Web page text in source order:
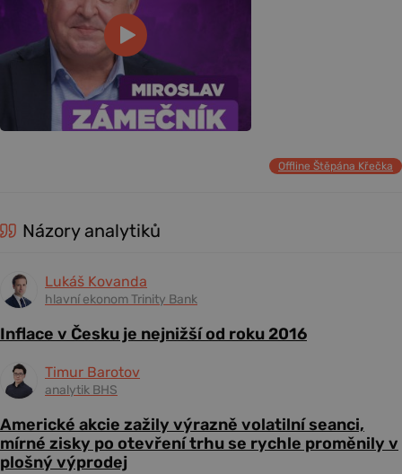
Offline Štěpána Křečka
Názory analytiků
Lukáš Kovanda
hlavní ekonom Trinity Bank
Inflace v Česku je nejnižší od roku 2016
Timur Barotov
analytik BHS
Americké akcie zažily výrazně volatilní seanci,
mírné zisky po otevření trhu se rychle proměnily v
plošný výprodej